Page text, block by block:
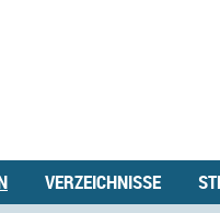
VERZEICHNISSE